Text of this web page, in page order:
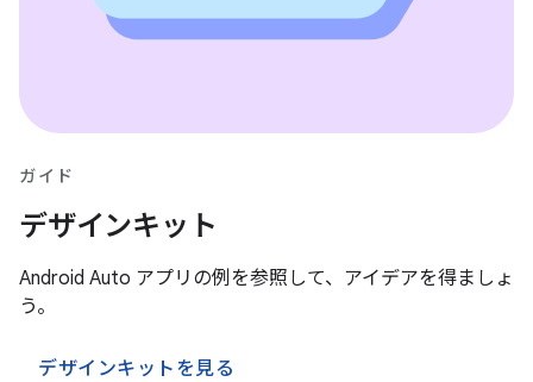
ガイド
デザインキット
Android Auto アプリの例を参照して、アイデアを得ましょ
う。
デザインキットを見る